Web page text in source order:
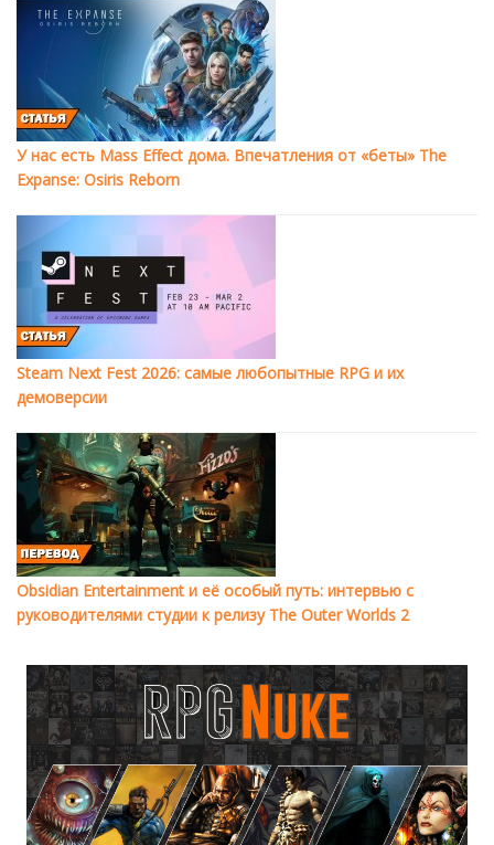
У нас есть Mass Effect дома. Впечатления от «беты» The
Expanse: Osiris Reborn
Steam Next Fest 2026: самые любопытные RPG и их
демоверсии
Obsidian Entertainment и её особый путь: интервью с
руководителями студии к релизу The Outer Worlds 2